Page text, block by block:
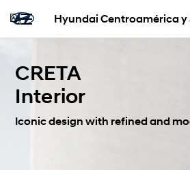
Hyundai Centroamérica
CRETA
Interior
Iconic design with refined and